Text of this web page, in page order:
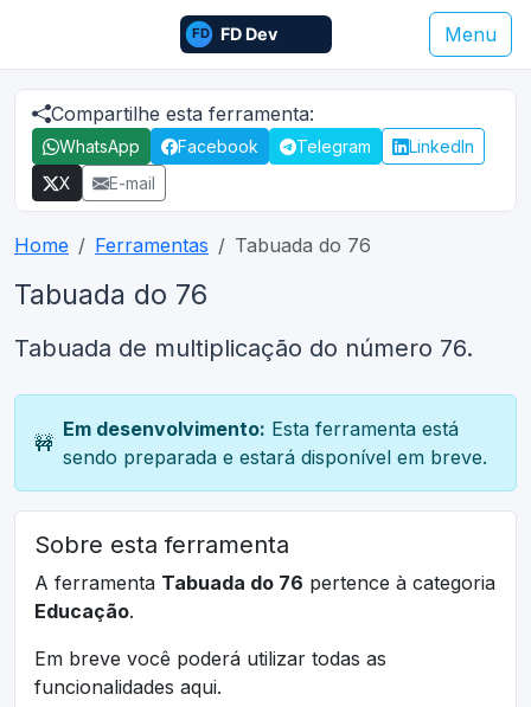
Menu
Compartilhe esta ferramenta:
WhatsApp Facebook Telegram
LinkedIn
X
E-mail
Home Ferramentas Tabuada do 76
Tabuada do 76
Tabuada de multiplicação do número 76.
🚧
Em desenvolvimento: Esta ferramenta está
sendo preparada e estará disponível em breve.
Sobre esta ferramenta
A ferramenta Tabuada do 76 pertence à categoria
Educação.
Em breve você poderá utilizar todas as
funcionalidades aqui.